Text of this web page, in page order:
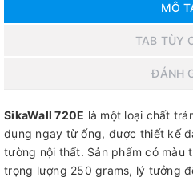
MÔ
TAB TÙY
ĐÁNH
SikaWall 720E là một loại chất
dụng ngay từ ống, được thiết kế
tường nội thất. Sản phẩm có
trọng lượng 250 grams, lý tưởng